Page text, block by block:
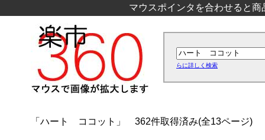
マウスポインタを合わせると
らに詳しく検索
「ハート ココット」 362件取得済み(全13ページ)